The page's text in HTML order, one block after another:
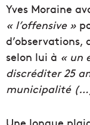
Yves Moraine
« l’offensive »
selon lui à « un
discréditer 25
municipalité